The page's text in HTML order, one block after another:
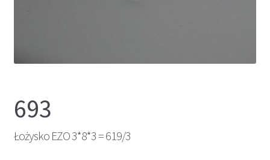
693
Łożysko EZO 3*8*3 = 619/3